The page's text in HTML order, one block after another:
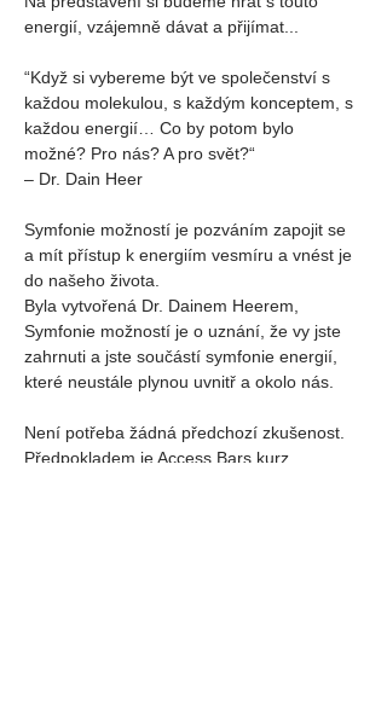
energií, vzájemně dávat a přijímat...
“Když si vybereme být ve společenství s
každou molekulou, s každým konceptem, s
každou energií… Co by potom bylo
možné? Pro nás? A pro svět?“
– Dr. Dain Heer
Symfonie možností je pozváním zapojit se
a mít přístup k energiím vesmíru a vnést je
do našeho života.
Byla vytvořená Dr. Dainem Heerem,
Symfonie možností je o uznání, že vy jste
zahrnuti a jste součástí symfonie energií,
které neustále plynou uvnitř a okolo nás.
Není potřeba žádná předchozí zkušenost.
Předpokladem je Access Bars kurz.